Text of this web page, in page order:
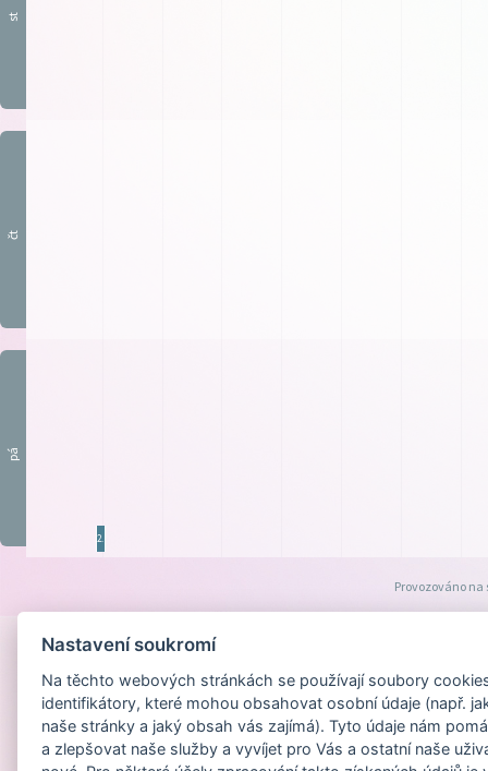
st
čt
pá
2.p
Provozováno
Nastavení soukromí
Na těchto webových stránkách se používají soubory
identifikátory, které mohou obsahovat osobní údaje (např.
naše stránky a jaký obsah vás zajímá). Tyto údaje nám
a zlepšovat naše služby a vyvíjet pro Vás a ostatní naše